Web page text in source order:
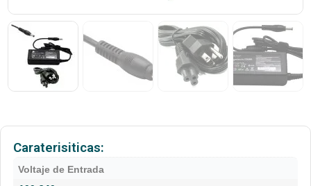
Caraterisiticas:
Voltaje de Entrada